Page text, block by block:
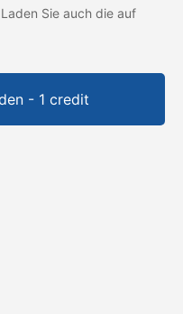
Sie auch die auf
- 1 credit